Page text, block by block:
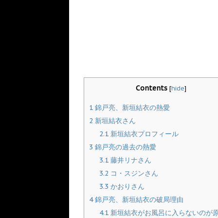
Contents [hide]
1 錦戸亮、新垣結衣の熱愛
2 新垣結衣さん
2.1 新垣結衣プロフィール
3 錦戸亮の過去の熱愛
3.1 藤井リナさん
3.2 コ・スジンさん
3.3 かおりさん
4錦戸亮、新垣結衣の破局理由
4.1 新垣結衣がお風呂に入らないのが